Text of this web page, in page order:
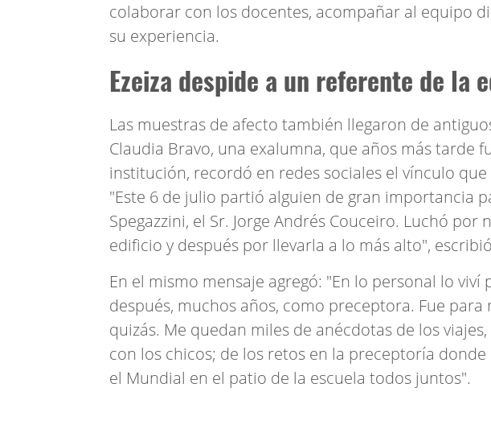
colaborar con los docentes, acompañar al equipo
su experiencia.
Ezeiza despide a un referente de la
Las muestras de afecto también llegaron de
Claudia Bravo, una exalumna, que años más tarde
institución, recordó en redes sociales el vínculo
"Este 6 de julio partió alguien de gran importancia
Spegazzini, el Sr. Jorge Andrés Couceiro. Luchó
edificio y después por llevarla a lo más alto",
En el mismo mensaje agregó: "En lo personal lo
después, muchos años, como preceptora. Fue
quizás. Me quedan miles de anécdotas de los
con los chicos; de los retos en la preceptoría
el Mundial en el patio de la escuela todos juntos".